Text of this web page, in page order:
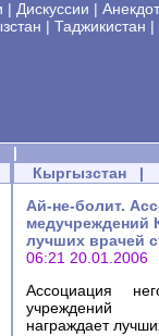
| Дискуссии |
| Таджикистан |
|
Кыргызстан |
Ай-не-болит.
медучреждений
лучших врачей
06:21 20.01.2006
Ассоциация
учреждений
награждает